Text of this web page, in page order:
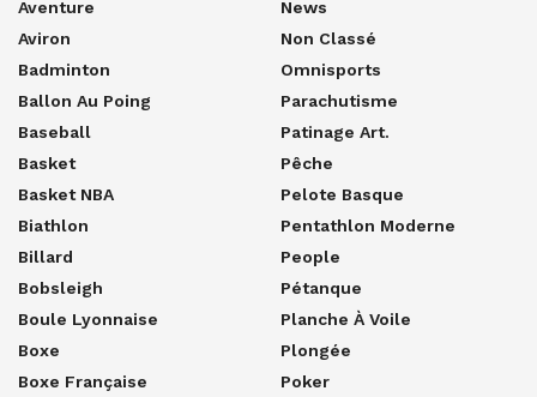
Aventure
Aviron
Badminton
Ballon Au Poing
Baseball
Basket
Basket NBA
Biathlon
Billard
Bobsleigh
Boule Lyonnaise
Boxe
Boxe Française
News
Non Classé
Omnisports
Parachutisme
Patinage Art.
Pêche
Pelote Basque
Pentathlon Moderne
People
Pétanque
Planche À Voile
Plongée
Poker